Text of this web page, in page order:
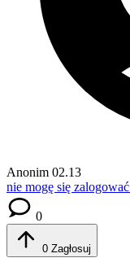
Anonim 02.13
nie mogę się zalogować
0
0 Zagłosuj